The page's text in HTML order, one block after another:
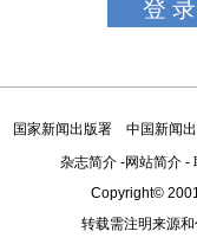
国家新闻出版署
中国新闻
杂志简介 -网站简介 -
Copyright©
转载需注明来源